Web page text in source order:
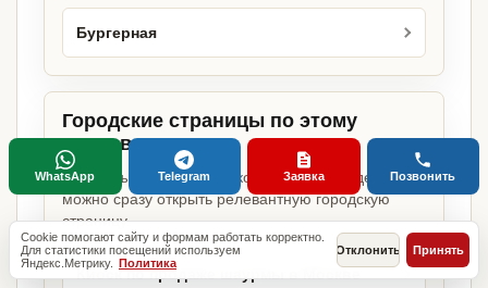
Бургерная
Городские страницы по этому
направлению
Если объект работает в конкретном городе,
можно сразу открыть релевантную городскую
страницу.
Киоск по продаже шаурмы в Москве
Cookie помогают сайту и формам работать корректно.
Для статистики посещений используем
Яндекс.Метрику. Политика
Отклонить Принять
WhatsApp Telegram Заявка Позвонить